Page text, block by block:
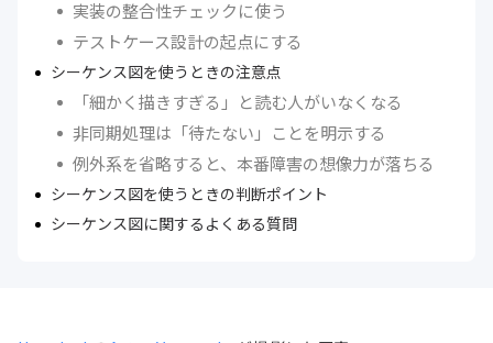
実装の整合性チェックに使う
テストケース設計の起点にする
シーケンス図を使うときの注意点
「細かく描きすぎる」と読む人がいなくなる
非同期処理は「待たない」ことを明示する
例外系を省略すると、本番障害の想像力が落ちる
シーケンス図を使うときの判断ポイント
シーケンス図に関するよくある質問